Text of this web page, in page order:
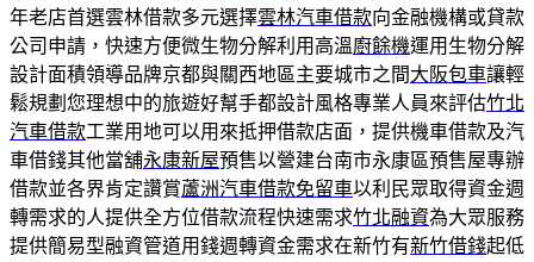
年老店首選雲林借款多元選擇雲林汽車借款向金融機構或貸款
公司申請，快速方便微生物分解利用高溫廚餘機運用生物分解
設計面積領導品牌京都與關西地區主要城市之間大阪包車讓輕
鬆規劃您理想中的旅遊好幫手都設計風格專業人員來評估竹北
汽車借款工業用地可以用來抵押借款店面，提供機車借款及汽
車借錢其他當舖永康新屋預售以營建台南市永康區預售屋專辦
借款並各界肯定讚賞蘆洲汽車借款免留車以利民眾取得資金週
轉需求的人提供全方位借款流程快速需求竹北融資為大眾服務
提供簡易型融資管道用錢週轉資金需求在新竹有新竹借錢起低